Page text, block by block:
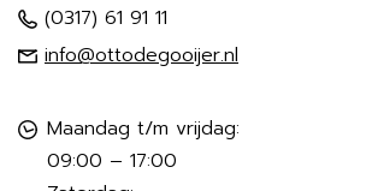
(0317) 61 91 11
info@ottodegooijer.nl
Maandag t/m vrijdag:
09:00 – 17:00